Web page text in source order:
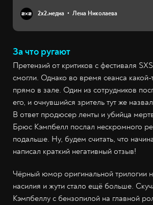
2х2.медиа Лена Николаева
За что ругают
Претензий от критиков с фестиваля
смогли. Однако во время сеанса
прямо в зале. Один из сотрудников
его, и очнувшийся зритель тут же
В ответ продюсер ленты и убийца
Брюс Кэмпбелл послал нескромного
подальше. Ну, будем считать, что
написал краткий негативный отзыв!
Чёрный юмор оригинальной трилогии
насилия и жути стало ещё больше.
Кэмпбеллу с бензопилой на главной